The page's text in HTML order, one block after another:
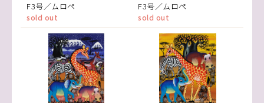
F3号／ムロペ
sold out
F3号／ムロペ
sold out